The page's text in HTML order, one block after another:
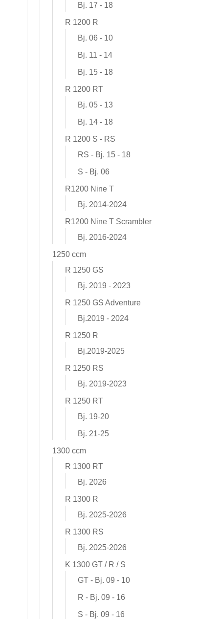
Bj. 17 - 18
R 1200 R
Bj. 06 - 10
Bj. 11 - 14
Bj. 15 - 18
R 1200 RT
Bj. 05 - 13
Bj. 14 - 18
R 1200 S - RS
RS - Bj. 15 - 18
S - Bj. 06
R1200 Nine T
Bj. 2014-2024
R1200 Nine T Scrambler
Bj. 2016-2024
1250 ccm
R 1250 GS
Bj. 2019 - 2023
R 1250 GS Adventure
Bj.2019 - 2024
R 1250 R
Bj.2019-2025
R 1250 RS
Bj. 2019-2023
R 1250 RT
Bj. 19-20
Bj. 21-25
1300 ccm
R 1300 RT
Bj. 2026
R 1300 R
Bj. 2025-2026
R 1300 RS
Bj. 2025-2026
K 1300 GT / R / S
GT - Bj. 09 - 10
R - Bj. 09 - 16
S - Bj. 09 - 16